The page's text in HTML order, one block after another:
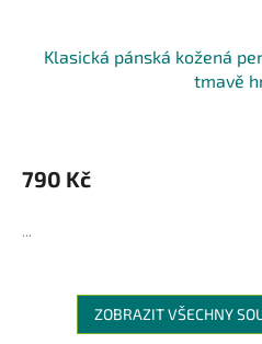
Klasická pánská kožená
tmavě
790 Kč
...
ZOBRAZIT VŠECHNY